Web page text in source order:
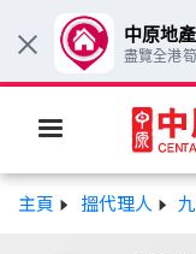
主頁 搵代理人
× 中原地產
盡覽全港